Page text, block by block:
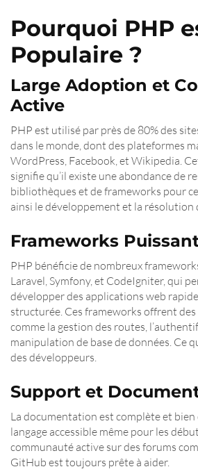
Pourquoi PHP
Populaire ?
Large Adoption et
Active
PHP est utilisé par près de 80% des
dans le monde, dont des plateformes
WordPress, Facebook, et Wikipedia.
signifie qu’il existe une abondance de
bibliothèques et de frameworks pour
ainsi le développement et la résolution
Frameworks
PHP bénéficie de nombreux
Laravel, Symfony, et CodeIgniter, qui
développer des applications web
structurée. Ces frameworks offrent
comme la gestion des routes,
manipulation de base de données. Ce
des développeurs.
Support et
La documentation est complète et
langage accessible même pour les
communauté active sur des forums
GitHub est toujours prête à aider.